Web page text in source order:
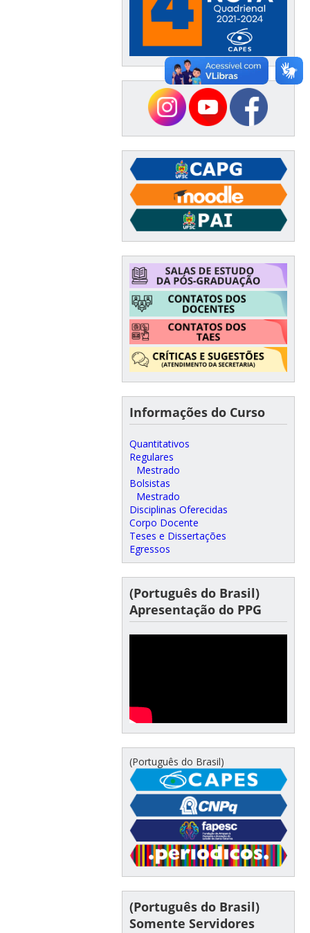
Informações do Curso
Quantitativos
Regulares
Mestrado
Bolsistas
Mestrado
Disciplinas Oferecidas
Corpo Docente
Teses e Dissertações
Egressos
(Português do Brasil)
Apresentação do PPG
(Português do Brasil)
(Português do Brasil)
Somente Servidores